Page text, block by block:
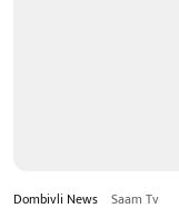
Dombivli News Saam Tv